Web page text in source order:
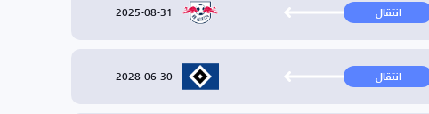
انتقال 2025-08-31
انتقال 2028-06-30